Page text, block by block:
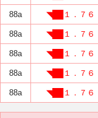
88a ◥██１．７６
88a ◥██１．７６
88a ◥██１．７６
88a ◥██１．７６
88a ◥██１．７６